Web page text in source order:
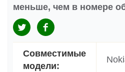
меньше, чем в номере
Совместимые
модели: